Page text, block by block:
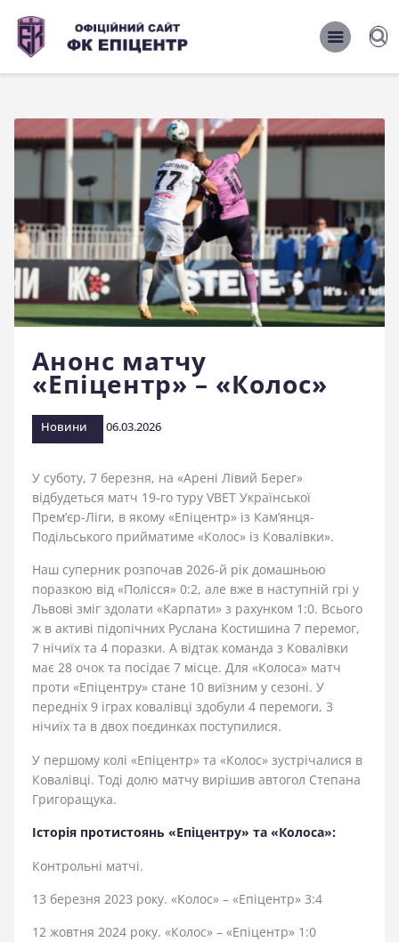
ОФІЦІЙНИЙ САЙТ ФК ЕПІЦЕНТР
ОФІЦІЙНИЙ САЙТ ФК ЕПІЦЕНТР
Головна
Команда
Матчі 2026/2027
Фото
Історія
Клуб
Фан-шоп
Правила поведінки на
стадіоні
Анонс матчу
«Епіцентр» – «Колос»
Новини 06.03.2026
У суботу, 7 березня, на «Арені Лівий Берег»
відбудеться матч 19-го туру VBET Української
Прем’єр-Ліги, в якому «Епіцентр» із Кам’янця-
Подільського прийматиме «Колос» із Ковалівки».
Наш суперник розпочав 2026-й рік домашньою
поразкою від «Полісся» 0:2, але вже в наступній грі у
Львові зміг здолати «Карпати» з рахунком 1:0. Всього
ж в активі підопічних Руслана Костишина 7 перемог,
7 нічиїх та 4 поразки. А відтак команда з Ковалівки
має 28 очок та посідає 7 місце. Для «Колоса» матч
проти «Епіцентру» стане 10 виїзним у сезоні. У
передніх 9 іграх ковалівці здобули 4 перемоги, 3
нічиїх та в двох поєдинках поступилися.
У першому колі «Епіцентр» та «Колос» зустрічалися в
Ковалівці. Тоді долю матчу вирішив автогол Степана
Григоращука.
Історія протистоянь «Епіцентру» та «Колоса»:
Контрольні матчі.
13 березня 2023 року. «Колос» – «Епіцентр» 3:4
12 жовтня 2024 року. «Колос» – «Епіцентр» 1:0